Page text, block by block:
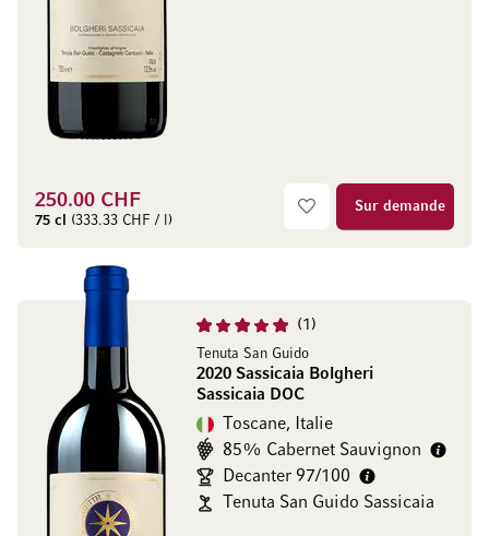
250.00 CHF
75 cl (333.33 CHF / l)
Sur demande
1
Tenuta San Guido
2020 Sassicaia Bolgheri
Sassicaia DOC
Toscane, Italie
85% Cabernet Sauvignon
Decanter 97/100
Tenuta San Guido Sassicaia